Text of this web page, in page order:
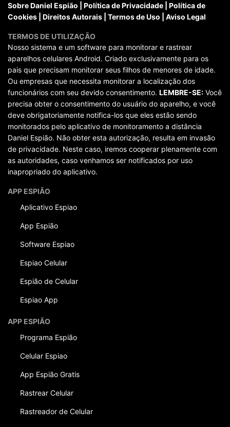
Sobre Daniel Espião Política de Privacidade
Política de
Cookies
Direitos Autorais Termos de Uso Aviso Legal
TERMOS DE UTILIZAÇÃO
Nosso sistema e um software para monitorar e rastrear
aparelhos celulares Android. Criado exclusivamente para os
pais que precisam monitorar seus filhos de menores de idade.
Ou empresas que necessita monitorar a localização dos
funcionários com seu devido consentimento. LEMBRE-SE: Você
precisa obter o consentimento do usuário do aparelho, e você
deve obrigatoriamente notifica-los que eles estão sendo
monitorados pelo aplicativo de monitoramento a distância
Daniel Espião. Não obter esta autorização, resulta em invasão
de privacidade. Neste caso, iremos cooperar plenamente com
as autoridades, caso venhamos ser notificados por uso
inapropriado do aplicativo.
APP ESPIÃO
Aplicativo Espiao
App Espião
Software Espiao
Espiao Celular
Espião de Celular
Espiao App
APP ESPIÃO
Programa Espião
Celular Espiao
App Espião Gratis
Rastrear Celular
Rastreador de Celular